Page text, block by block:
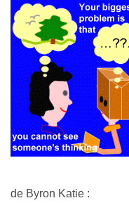
de Byron Katie :